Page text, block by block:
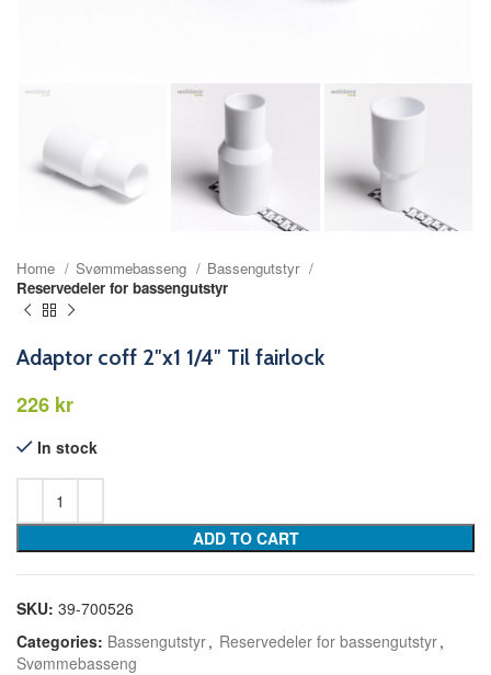
Home Svømmebasseng
Bassengutstyr
Reservedeler for bassengutstyr
Adaptor coff 2″x1 1/4″ Til fairlock
kr
In stock
ADD TO CART
SKU: 39-700526
Categories: Bassengutstyr, Reservedeler for bassengutstyr,
Svømmebasseng